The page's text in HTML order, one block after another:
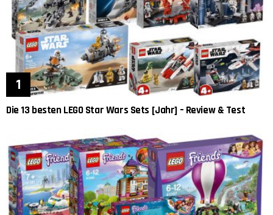
Die 13 besten LEGO Star Wars Sets [Jahr] – Review & Test